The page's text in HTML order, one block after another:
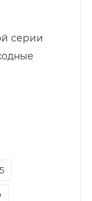
серии